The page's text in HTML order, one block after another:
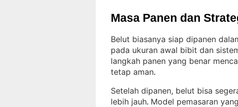
Masa Panen dan
Belut biasanya siap dipanen
pada ukuran awal bibit dan
langkah panen yang benar
tetap aman.
Setelah dipanen, belut bisa
lebih jauh. Model pemasaran